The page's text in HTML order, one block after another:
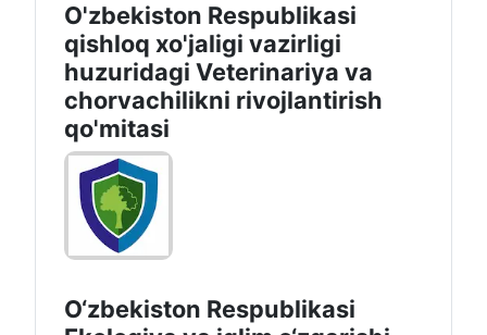
O'zbekiston Respublikasi
qishloq xo'jaligi vazirligi
huzuridagi Veterinariya va
chorvachilikni rivojlantirish
qo'mitasi
O‘zbekiston Respublikasi